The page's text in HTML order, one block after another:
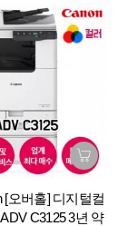
[오버홀] 디지털컬
C3125 3년 약